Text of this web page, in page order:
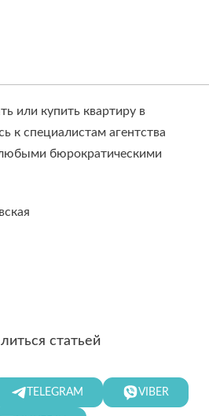
или купить квартиру в
к специалистам агентства
бюрократическими
статьей
TELEGRAM VIBER